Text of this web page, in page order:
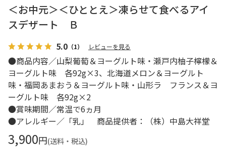
＜お中元＞＜ひととえ＞凍らせて食べるアイ
スデザート Ｂ
5.0 （1） レビューを見る
●商品内容／山梨葡萄＆ヨーグルト味・瀬戸内柚子檸檬＆
ヨーグルト味 各92g×3、北海道メロン＆ヨーグルト
味・福岡あまおう＆ヨーグルト味・山形ラ フランス＆ヨ
ーグルト味 各92g×2
●賞味期間／常温で6ヵ月
●アレルギー／「乳」 商品提供者：（株）中島大祥堂
3,900円(送料・税込)